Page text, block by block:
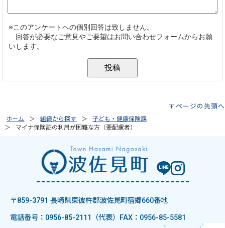
ページの先頭へ
ホーム 組織から探す
子ども・健康保険課
マイナ保険証の利用が困難な方（要配慮者）
〒859-3791 長崎県東彼杵郡波佐見町宿郷660番地
電話番号：0956-85-2111（代表）
FAX：0956-85-5581